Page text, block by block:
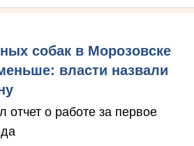
собак в Морозовске
власти назвали
отчет о работе за первое